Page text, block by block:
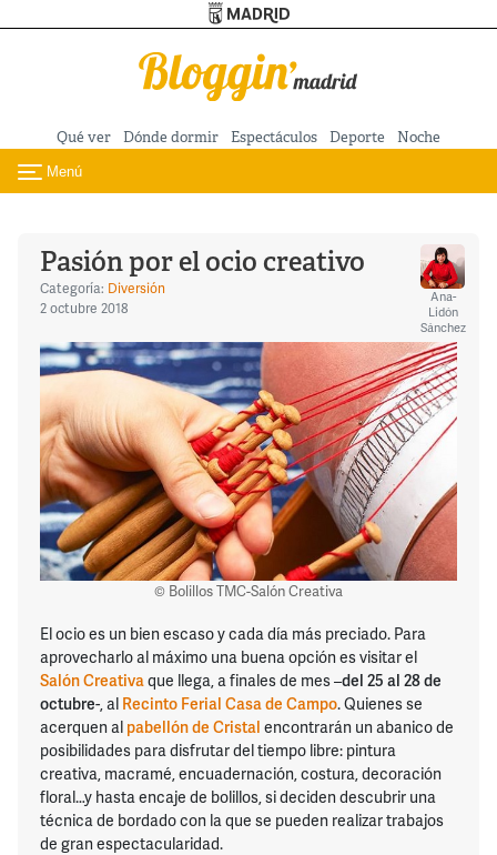
Pasar al contenido principal
Qué ver Dónde dormir Espectáculos Deporte Noche
Toggle navigation
Menú
Pasión por el ocio creativo
Categoría: Diversión
2 octubre 2018
Ana-
Lidón
Sánchez
© Bolillos TMC-Salón Creativa
El ocio es un bien escaso y cada día más preciado. Para
aprovecharlo al máximo una buena opción es visitar el
Salón Creativaque llega, a finales de mes –del 25 al 28 de
octubre-, al Recinto Ferial Casa de Campo. Quienes se
acerquen al pabellón de Cristal encontrarán un abanico de
posibilidades para disfrutar del tiempo libre: pintura
creativa, macramé, encuadernación, costura, decoración
floral…y hasta encaje de bolillos, si deciden descubrir una
técnica de bordado con la que se pueden realizar trabajos
de gran espectacularidad.